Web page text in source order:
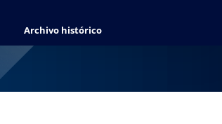
Archivo histórico